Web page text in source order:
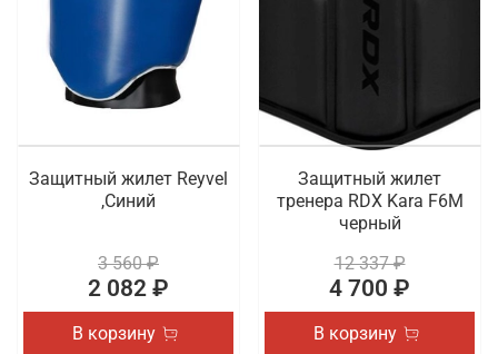
Защитный жилет Reyvel
,Синий
3 560 ₽
2 082 ₽
В корзину
Защитный жилет
тренера RDX Kara F6M
черный
12 337 ₽
4 700 ₽
В корзину